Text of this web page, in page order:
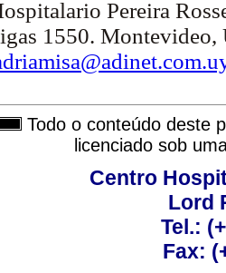
Pereira
1550. Montevideo,
Todo o conteúdo deste
licenciado sob
Centro
Lord
Tel.:
Fax: